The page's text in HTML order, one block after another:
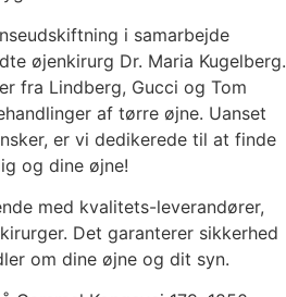
i samarbejde
øjenkirurg Dr. Maria Kugelberg.
fra Lindberg, Gucci og Tom
af tørre øjne. Uanset
er vi dedikerede til at finde
og dine øjne!
med kvalitets-leverandører,
Det garanterer sikkerhed
om dine øjne og dit syn.